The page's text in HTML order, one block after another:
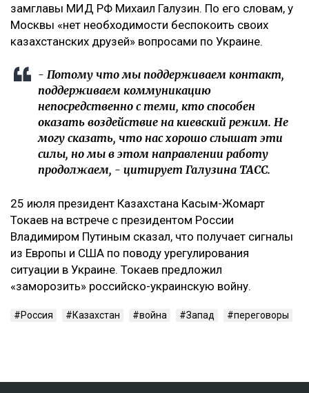
замглавы МИД РФ Михаил Галузин. По его словам, у
Москвы «нет необходимости беспокоить своих
казахстанских друзей» вопросами по Украине.
‎- Потому что мы поддерживаем контакт,
поддерживаем коммуникацию
непосредственно с теми, кто способен
оказать воздействие на киевский режим. Не
могу сказать, что нас хорошо слышат эти
силы, но мы в этом направлении работу
продолжаем, - цитирует Галузина ТАСС.
‎25 июля президент Казахстана Касым-Жомарт
Токаев на встрече с президентом России
Владимиром Путиным сказал, что получает сигналы
из Европы и США по поводу урегулирования
ситуации в Украине. Токаев предложил
«заморозить» российско-украинскую войну.
Россия Казахстан война Запад переговоры